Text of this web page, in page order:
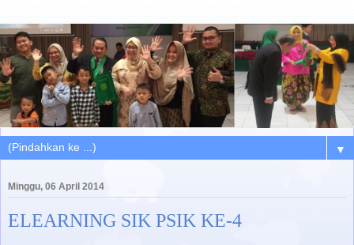
▼
Minggu, 06 April 2014
ELEARNING SIK PSIK KE-4